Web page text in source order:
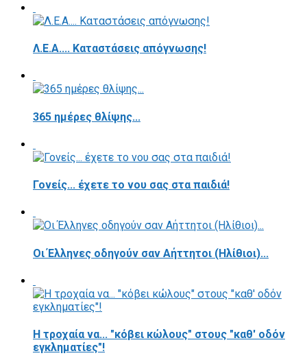
Λ.Ε.Α.... Καταστάσεις απόγνωσης!
365 ημέρες θλίψης...
Γονείς... έχετε το νου σας στα παιδιά!
Οι Έλληνες οδηγούν σαν Αήττητοι (Ηλίθιοι)...
Η τροχαία να... "κόβει κώλους" στους "καθ' οδόν
εγκληματίες"!